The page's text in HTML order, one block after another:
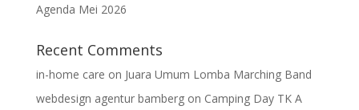
Agenda Mei 2026
Recent Comments
in-home care on Juara Umum Lomba Marching Band
webdesign agentur bambergon Camping Day TK A